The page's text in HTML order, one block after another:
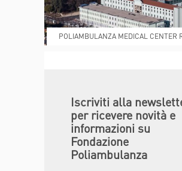
DONA ORA
POLIAMBULANZA MEDICAL CENTER
Iscriviti alla
per ricevere novità e
informazioni su
Fondazione
Poliambulanza